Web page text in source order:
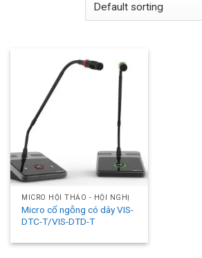
MICRO HỘI THẢO - HỘI NGHỊ
Micro cổ ngỗng có dây VIS-
DTC-T/VIS-DTD-T